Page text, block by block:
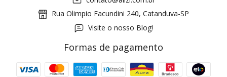
Rua Olimpio Facundini 240, Catanduva-SP
Visite o nosso Blog!
Formas de pagamento